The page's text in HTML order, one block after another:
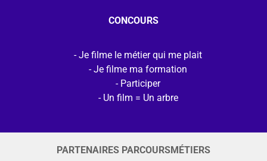
CONCOURS
Je filme le métier qui me plait
Je filme ma formation
Participer
Un film = Un arbre
PARTENAIRES PARCOURSMÉTIERS